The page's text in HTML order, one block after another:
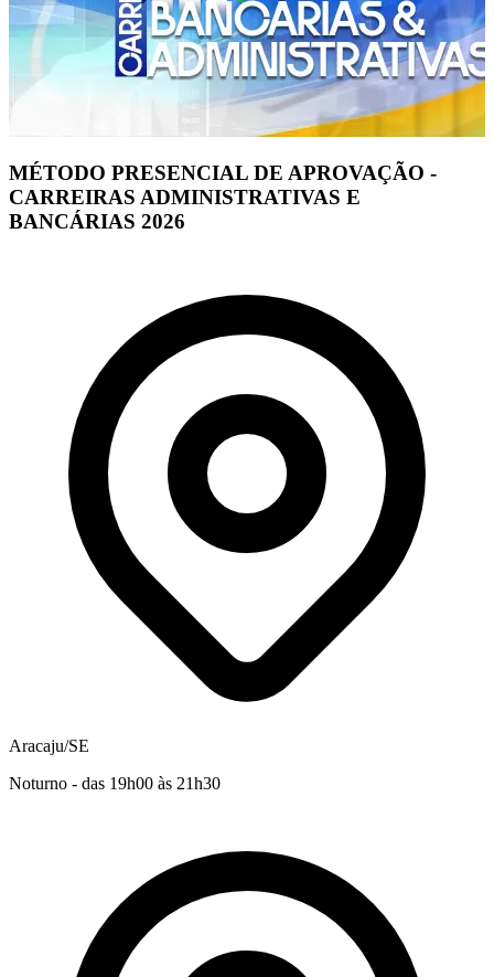
MÉTODO PRESENCIAL DE APROVAÇÃO -
CARREIRAS ADMINISTRATIVAS E
BANCÁRIAS 2026
Aracaju/SE
Noturno - das 19h00 às 21h30